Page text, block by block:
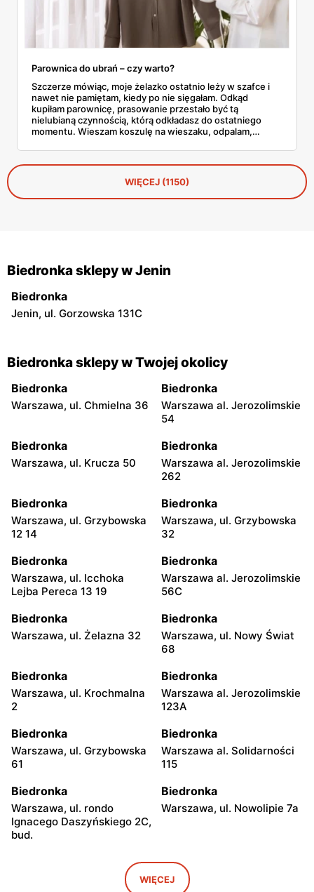
Parownica do ubrań – czy warto?
Szczerze mówiąc, moje żelazko ostatnio leży w szafce i
nawet nie pamiętam, kiedy po nie sięgałam. Odkąd
kupiłam parownicę, prasowanie przestało być tą
nielubianą czynnością, którą odkładasz do ostatniego
momentu. Wieszam koszulę na wieszaku, odpalam,
zaczyna się problem, bo parownic jest na rynku
zatrzęsienie, a nie każda robi to, co obiecuje producent.
WIĘCEJ (1150)
Biedronka sklepy w Jenin
Biedronka
Jenin, ul. Gorzowska 131C
Biedronka sklepy w Twojej okolicy
Biedronka
Warszawa, ul. Chmielna 36
Biedronka
Warszawa al. Jerozolimskie
54
Biedronka
Warszawa, ul. Krucza 50
Biedronka
Warszawa al. Jerozolimskie
262
Biedronka
Warszawa, ul. Grzybowska
12 14
Biedronka
Warszawa, ul. Grzybowska
32
Biedronka
Warszawa, ul. Icchoka
Lejba Pereca 13 19
Biedronka
Warszawa al. Jerozolimskie
56C
Biedronka
Warszawa, ul. Żelazna 32
Biedronka
Warszawa, ul. Nowy Świat
68
Biedronka
Warszawa, ul. Krochmalna
2
Biedronka
Warszawa al. Jerozolimskie
123A
Biedronka
Warszawa, ul. Grzybowska
61
Biedronka
Warszawa al. Solidarności
115
Biedronka
Warszawa, ul. rondo
Ignacego Daszyńskiego 2C,
bud.
Biedronka
Warszawa, ul. Nowolipie 7a
Warszawa, ul. Ogrodowa 58
Biedronka
Warszawa al. Solidarności
WIĘCEJ